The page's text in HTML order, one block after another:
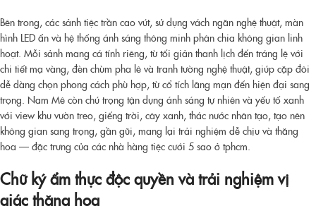
Bên trong, các sảnh tiệc trần cao vút, sử dụng vách ngăn nghệ thuật, màn
hình LED ẩn và hệ thống ánh sáng thông minh phân chia không gian linh
hoạt. Mỗi sảnh mang cá tính riêng, từ tối giản thanh lịch đến tráng lệ với
chi tiết mạ vàng, đèn chùm pha lê và tranh tường nghệ thuật, giúp cặp đôi
dễ dàng chọn phong cách phù hợp, từ cổ tích lãng mạn đến hiện đại sang
trọng. Nam Mê còn chú trọng tận dụng ánh sáng tự nhiên và yếu tố xanh
với view khu vườn treo, giếng trời, cây xanh, thác nước nhân tạo, tạo nên
không gian sang trọng, gần gũi, mang lại trải nghiệm dễ chịu và thăng
hoa — đặc trưng của các nhà hàng tiệc cưới 5 sao ở tphcm.
Chữ ký ẩm thực độc quyền và trải nghiệm vị
giác thăng hoa